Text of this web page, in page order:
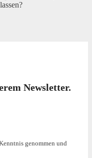
Newsletter.
genommen und